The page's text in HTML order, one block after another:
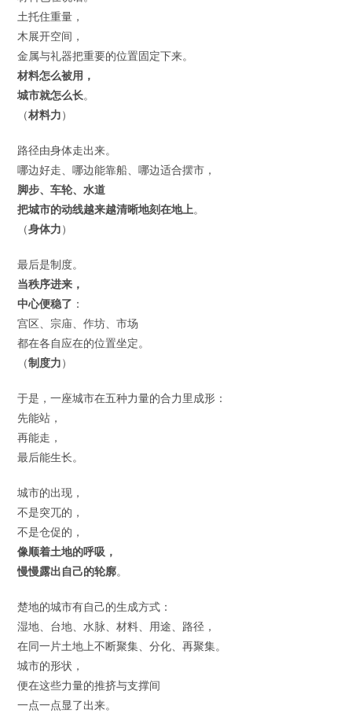
土托住重量，
木展开空间，
金属与礼器把重要的位置固定下来。
材料怎么被用，
城市就怎么长。
（材料力）
路径由身体走出来。
哪边好走、哪边能靠船、哪边适合摆市，
脚步、车轮、水道
把城市的动线越来越清晰地刻在地上。
（身体力）
最后是制度。
当秩序进来，
中心便稳了 ：
宫区、宗庙、作坊、市场
都在各自应在的位置坐定。
（制度力）
于是，一座城市在五种力量的合力里成形：
先能站，
再能走，
最后能生长。
城市的出现，
不是突兀的，
不是仓促的，
像顺着土地的呼吸，
慢慢露出自己的轮廓。
楚地的城市有自己的生成方式：
湿地、台地、水脉、材料、用途、路径，
在同一片土地上不断聚集、分化、再聚集。
城市的形状，
便在这些力量的推挤与支撑间
一点一点显了出来。